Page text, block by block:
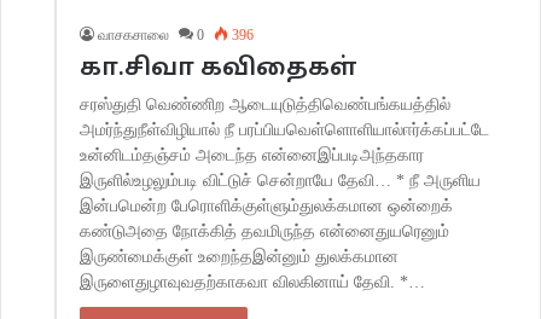
வாசகசாலை 0 396
கா.சிவா கவிதைகள்
சரஸ்துதி வெண்ணிற ஆடையுடுத்திவெண்பங்கயத்தில்
அமர்ந்துநீள்விழியால் நீ பரப்பியவெள்ளொளியால்ஈர்க்கப்பட்டே
உன்னிடம்தஞ்சம் அடைந்த என்னைஇப்படிஅந்தகார
இருளில்உழலும்படி விட்டுச் சென்றாயே தேவி… * நீ அருளிய
இன்பமென்ற பேரொளிக்குள்ளும்துலக்கமான ஒன்றைக்
கண்டுஅதை நோக்கித் தவமிருந்த என்னைதுயரெனும்
இருண்மைக்குள் உறைந்தஇன்னும் துலக்கமான
இருளைதுழாவுவதற்காகவா விலகினாய் தேவி. *…